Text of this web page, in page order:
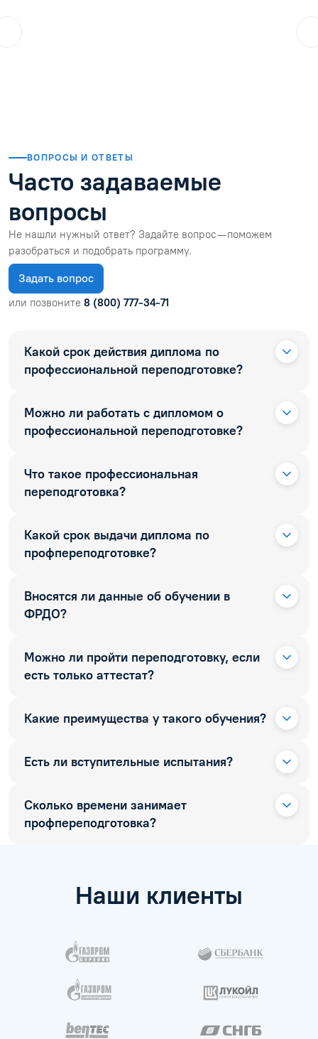
ВОПРОСЫ И ОТВЕТЫ
Часто задаваемые
вопросы
Не нашли нужный ответ? Задайте вопрос — поможем
разобраться и подобрать программу.
Задать вопрос
или позвоните 8 (800) 777-34-71
Какой срок действия диплома по
профессиональной переподготовке?
Можно ли работать с дипломом о
профессиональной переподготовке?
Что такое профессиональная
переподготовка?
Какой срок выдачи диплома по
профпереподготовке?
Вносятся ли данные об обучении в
ФРДО?
Можно ли пройти переподготовку, если
есть только аттестат?
Какие преимущества у такого обучения?
Есть ли вступительные испытания?
Сколько времени занимает
профпереподготовка?
Наши клиенты